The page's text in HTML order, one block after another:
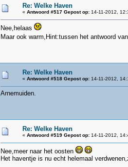
Re: Welke Haven
« Antwoord #517 Gepost op:14-11-2012,
Nee,helaas
Maar ook warm,Hint:tussen het antwoord
Re: Welke Haven
« Antwoord #518 Gepost op:14-11-2012,
Arnemuiden.
Re: Welke Haven
« Antwoord #519 Gepost op:14-11-2012,
Nee,meer naar het oosten
Het haventje is nu echt helemaal